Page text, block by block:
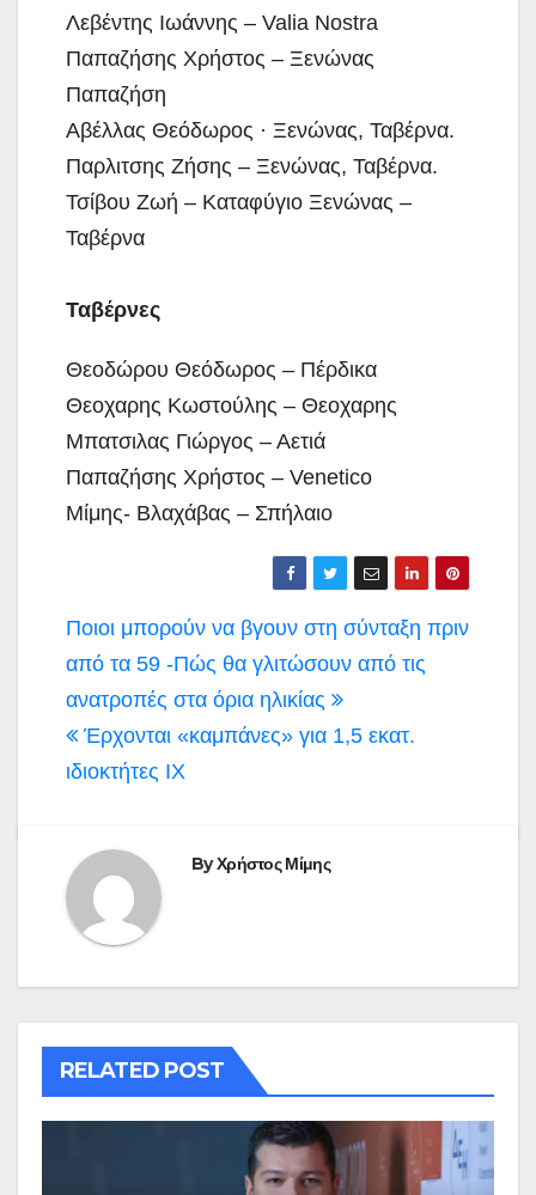
Λεβέντης Ιωάννης – Valia Nostra
Παπαζήσης Χρήστος – Ξενώνας
Παπαζήση
Αβέλλας Θεόδωρος · Ξενώνας, Ταβέρνα.
Παρλιτσης Ζήσης – Ξενώνας, Ταβέρνα.
Τσίβου Ζωή – Καταφύγιο Ξενώνας –
Ταβέρνα
Ταβέρνες
Θεοδώρου Θεόδωρος – Πέρδικα
Θεοχαρης Κωστούλης – Θεοχαρης
Μπατσιλας Γιώργος – Αετιά
Παπαζήσης Χρήστος – Venetico
Μίμης- Βλαχάβας – Σπήλαιο
Πλοήγηση
άρθρων
Ποιοι μπορούν να βγουν στη σύνταξη πριν
από τα 59 -Πώς θα γλιτώσουν από τις
ανατροπές στα όρια ηλικίας
Έρχονται «καμπάνες» για 1,5 εκατ.
ιδιοκτήτες ΙΧ
ByΧρήστος Μίμης
RELATED POST